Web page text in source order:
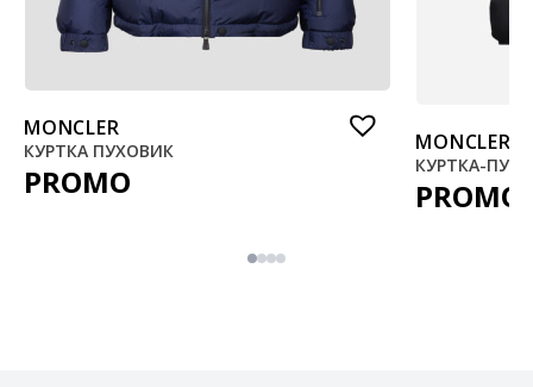
MONCLER
КУРТКА ПУХОВИК
PROMO
MONCLER
КУРТКА-
PROMO